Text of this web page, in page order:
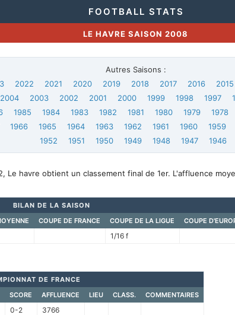
FOOTBALL STATS
LE HAVRE SAISON 2008
Autres Saisons :
2022 2021 2020 2019 2018 2017 2016 2015
2004 2003 2002 2001 2000 1999 1998 1997
1985 1984 1983 1982 1981 1980 1979 1978
1966 1965 1964 1963 1962 1961 1960 1959
1952
1951 1950 1949 1948 1947 1946
Le havre obtient un classement final de 1er. L'affluence
BILAN DE LA SAISON
COUPE DE FRANCE COUPE DE LA LIGUE COUPE
1/16 f
DE FRANCE
SCORE AFFLUENCE LIEU CLASS. COMMENTAIRES
0-2
3766